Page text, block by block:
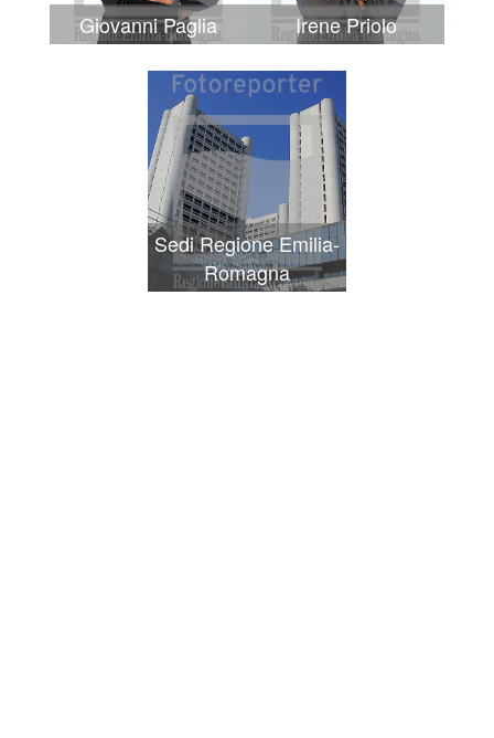
Giovanni Paglia Irene Priolo
Sedi Regione Emilia-
Romagna